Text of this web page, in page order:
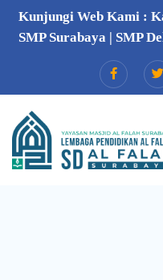
Kunjungi Web Kami :
SMP Surabaya | SMP